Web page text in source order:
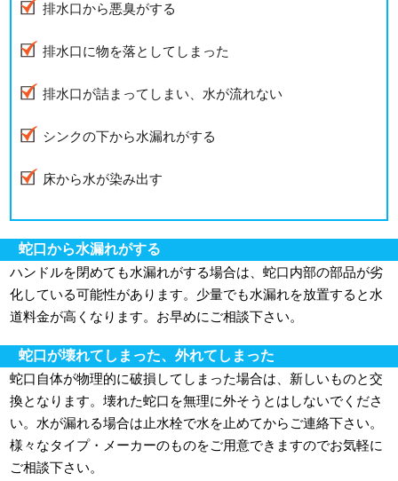
排水口から悪臭がする
排水口に物を落としてしまった
排水口が詰まってしまい、水が流れない
シンクの下から水漏れがする
床から水が染み出す
蛇口から水漏れがする
ハンドルを閉めても水漏れがする場合は、蛇口内部の部品が劣
化している可能性があります。少量でも水漏れを放置すると水
道料金が高くなります。お早めにご相談下さい。
蛇口が壊れてしまった、外れてしまった
蛇口自体が物理的に破損してしまった場合は、新しいものと交
換となります。壊れた蛇口を無理に外そうとはしないでくださ
い。水が漏れる場合は止水栓で水を止めてからご連絡下さい。
様々なタイプ・メーカーのものをご用意できますのでお気軽に
ご相談下さい。